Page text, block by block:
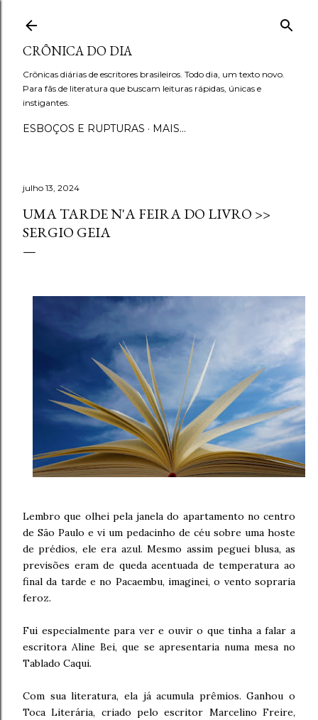
CRÔNICA DO DIA
Crônicas diárias de escritores brasileiros. Todo dia, um texto novo.
Para fãs de literatura que buscam leituras rápidas, únicas e
instigantes.
ESBOÇOS E RUPTURAS MAIS…
julho 13, 2024
UMA TARDE N'A FEIRA DO LIVRO >>
SERGIO GEIA
Lembro que olhei pela janela do apartamento no centro
de São Paulo e vi um pedacinho de céu sobre uma hoste
de prédios, ele era azul. Mesmo assim peguei blusa, as
previsões eram de queda acentuada de temperatura ao
final da tarde e no Pacaembu, imaginei, o vento sopraria
feroz.
Fui especialmente para ver e ouvir o que tinha a falar a
escritora Aline Bei, que se apresentaria numa mesa no
Tablado Caqui.
Com sua literatura, ela já acumula prêmios. Ganhou o
Toca Literária, criado pelo escritor Marcelino Freire,